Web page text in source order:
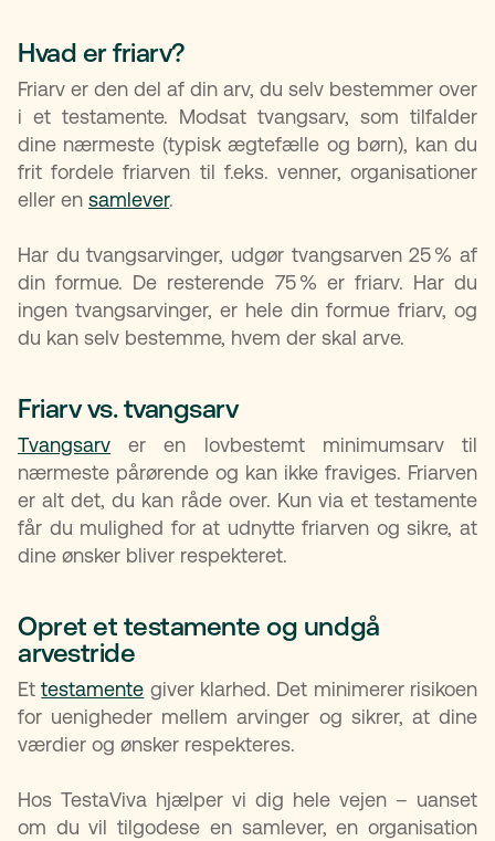
Hvad er friarv?
Friarv er den del af din arv, du selv bestemmer over
i et testamente. Modsat tvangsarv, som tilfalder
dine nærmeste (typisk ægtefælle og børn), kan du
frit fordele friarven til f.eks. venner, organisationer
eller en samlever.
Har du tvangsarvinger, udgør tvangsarven 25 % af
din formue. De resterende 75 % er friarv. Har du
ingen tvangsarvinger, er hele din formue friarv, og
du kan selv bestemme, hvem der skal arve.
Friarv vs. tvangsarv
Tvangsarv er en lovbestemt minimumsarv til
nærmeste pårørende og kan ikke fraviges. Friarven
er alt det, du kan råde over. Kun via et testamente
får du mulighed for at udnytte friarven og sikre, at
dine ønsker bliver respekteret.
Opret et testamente og undgå
arvestride
Ettestamente giver klarhed. Det minimerer risikoen
for uenigheder mellem arvinger og sikrer, at dine
værdier og ønsker respekteres.
Hos TestaViva hjælper vi dig hele vejen – uanset
om du vil tilgodese en samlever, en organisation